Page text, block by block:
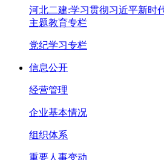
河北二建:学习贯彻习近平新时
主题教育专栏
党纪学习专栏
信息公开
经营管理
企业基本情况
组织体系
重要人事变动